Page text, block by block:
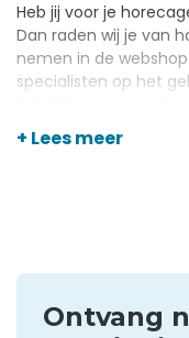
Heb jij voor je
Dan raden wij je van
nemen in de
specialisten op het
hierbij aan een
scala aan andere
Een
+ Lees meer
Ontvang